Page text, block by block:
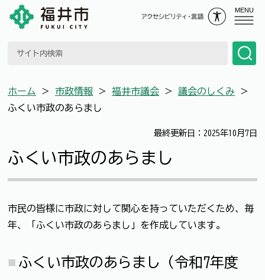
MENU
ホーム ＞ 市政情報 ＞ 福井市議会 ＞ 議会のしくみ ＞
ふくい市政のあらまし
最終更新日：2025年10月7日
ふくい市政のあらまし
市民の皆様に市政に対して関心を持っていただくため、毎
年、「ふくい市政のあらまし」を作成しています。
ふくい市政のあらまし（令和7年度